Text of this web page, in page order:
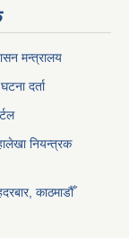
मन्त्रालय
दर्ता
नियन्त्रक
काठमाडौँ